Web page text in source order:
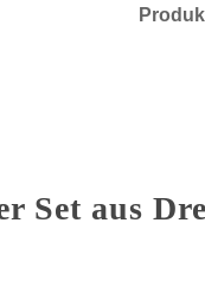
aus